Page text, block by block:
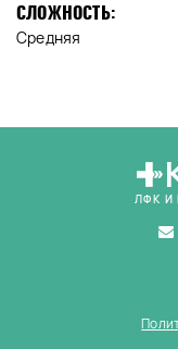
СЛОЖНОСТЬ:
Средняя
ЛФК И